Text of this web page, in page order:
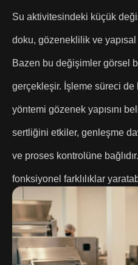
Su aktivitesindeki küçük
doku, gözeneklilik ve yapısal
Bazen bu değişimler görsel
gerçekleşir. İşleme süreci
yöntemi gözenek yapısını
sertliğini etkiler, genleşme
ve proses kontrolüne
fonksiyonel farklılıklar